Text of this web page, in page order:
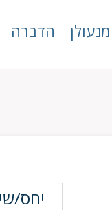
מנעולן הדברה
יחס/